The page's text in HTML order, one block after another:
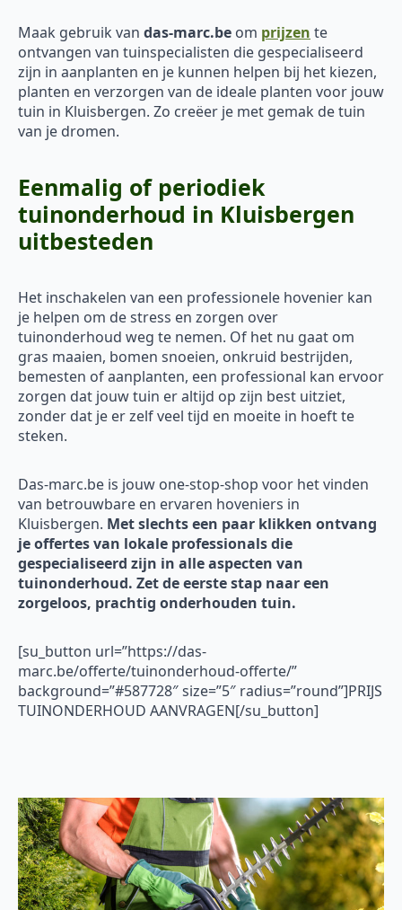
Maak gebruik van das-marc.be om prijzen te
ontvangen van tuinspecialisten die gespecialiseerd
zijn in aanplanten en je kunnen helpen bij het kiezen,
planten en verzorgen van de ideale planten voor jouw
tuin in Kluisbergen. Zo creëer je met gemak de tuin
van je dromen.
Eenmalig of periodiek
tuinonderhoud in Kluisbergen
uitbesteden
Het inschakelen van een professionele hovenier kan
je helpen om de stress en zorgen over
tuinonderhoud weg te nemen. Of het nu gaat om
gras maaien, bomen snoeien, onkruid bestrijden,
bemesten of aanplanten, een professional kan ervoor
zorgen dat jouw tuin er altijd op zijn best uitziet,
zonder dat je er zelf veel tijd en moeite in hoeft te
steken.
Das-marc.be is jouw one-stop-shop voor het vinden
van betrouwbare en ervaren hoveniers in
Kluisbergen. Met slechts een paar klikken ontvang
je offertes van lokale professionals die
gespecialiseerd zijn in alle aspecten van
tuinonderhoud. Zet de eerste stap naar een
zorgeloos, prachtig onderhouden tuin.
[su_button url=”https://das-
marc.be/offerte/tuinonderhoud-offerte/”
background=”#587728″ size=”5″ radius=”round”]PRIJS
TUINONDERHOUD AANVRAGEN[/su_button]